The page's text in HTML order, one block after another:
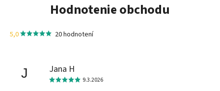
Hodnotenie obchodu
5,0 20 hodnotení
J Jana H
9.3.2026